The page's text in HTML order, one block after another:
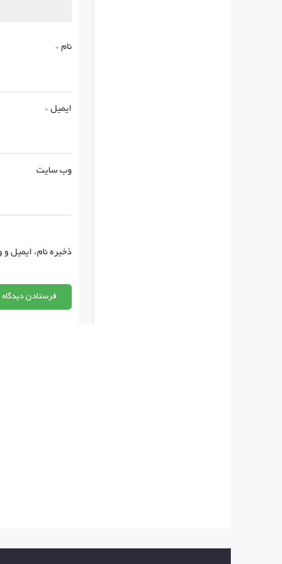
نام *
ایمیل *
وب‌ سایت
ذخیره نام، ایمیل